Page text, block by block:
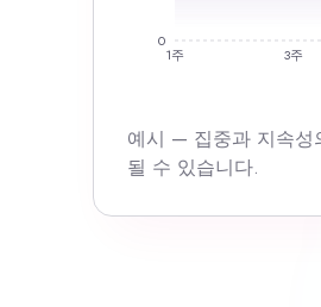
1주 3주
0
예시 — 집중과 지속성
될 수 있습니다.